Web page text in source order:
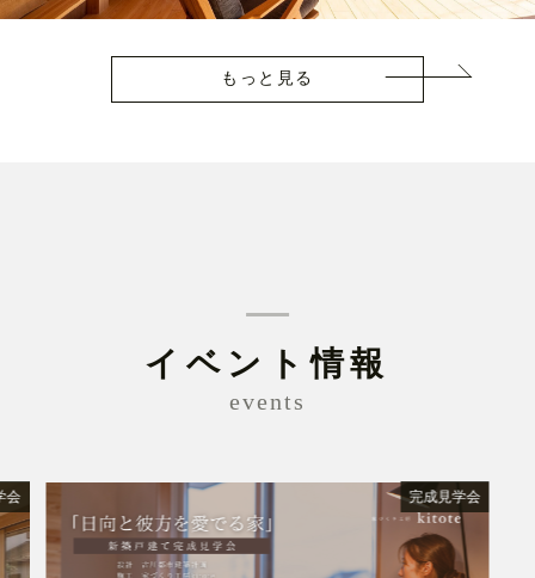
もっと見る
イベント情報
events
会 完成見学会